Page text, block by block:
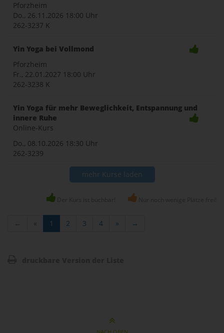
Pforzheim
Do., 26.11.2026 18:00 Uhr
262-3237 K
Yin Yoga bei Vollmond
Pforzheim
Fr., 22.01.2027 18:00 Uhr
262-3238 K
Yin Yoga für mehr Beweglichkeit, Entspannung und
innere Ruhe
Online-Kurs
Do., 08.10.2026 18:30 Uhr
262-3239
mehr Kurse laden
← « 1 2 3 4 » →